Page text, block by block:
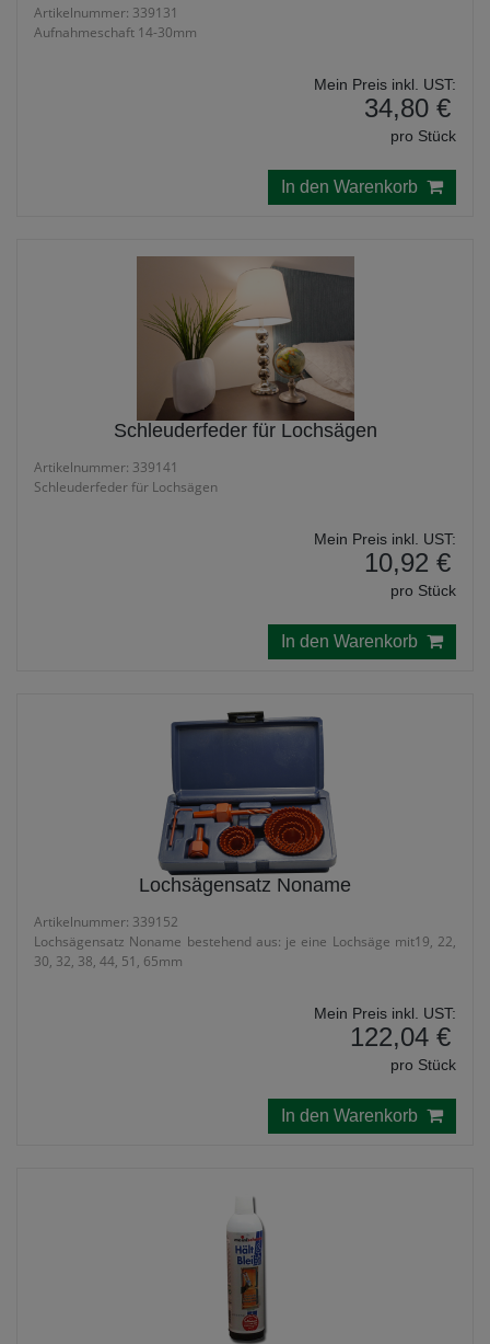
Artikelnummer: 339131
Aufnahmeschaft 14-30mm
Mein Preis inkl. UST:
34,80 €
pro Stück
In den Warenkorb
Schleuderfeder für Lochsägen
Artikelnummer: 339141
Schleuderfeder für Lochsägen
Mein Preis inkl. UST:
10,92 €
pro Stück
In den Warenkorb
Lochsägensatz Noname
Artikelnummer: 339152
Lochsägensatz Noname bestehend aus: je eine Lochsäge mit19, 22,
30, 32, 38, 44, 51, 65mm
Mein Preis inkl. UST:
122,04 €
pro Stück
In den Warenkorb